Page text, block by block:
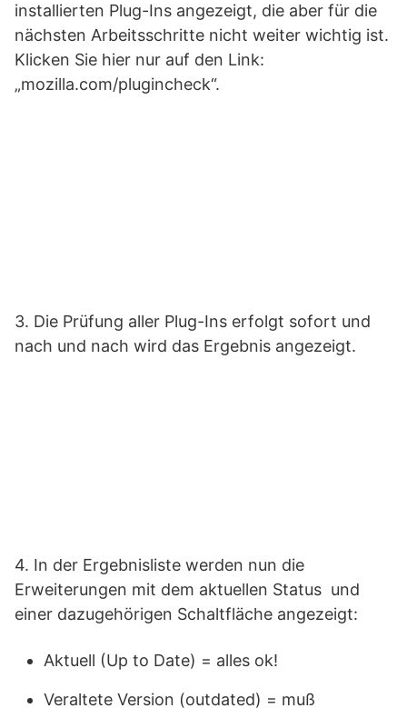
installierten Plug-Ins angezeigt, die aber für die
nächsten Arbeitsschritte nicht weiter wichtig ist.
Klicken Sie hier nur auf den Link:
„mozilla.com/plugincheck“.
3. Die Prüfung aller Plug-Ins erfolgt sofort und
nach und nach wird das Ergebnis angezeigt.
4. In der Ergebnisliste werden nun die
Erweiterungen mit dem aktuellen Status und
einer dazugehörigen Schaltfläche angezeigt:
Aktuell (Up to Date) = alles ok!
Veraltete Version (outdated) = muß